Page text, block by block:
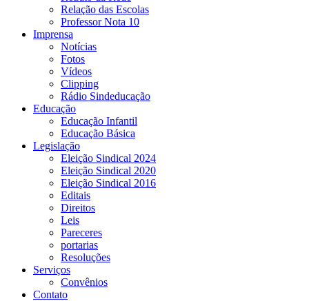
Relação das Escolas
Professor Nota 10
Imprensa
Notícias
Fotos
Vídeos
Clipping
Rádio Sindeducação
Educação
Educação Infantil
Educação Básica
Legislação
Eleição Sindical 2024
Eleição Sindical 2020
Eleição Sindical 2016
Editais
Direitos
Leis
Pareceres
portarias
Resoluções
Serviços
Convênios
Contato